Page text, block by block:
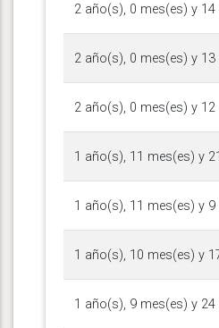
2 año(s), 0 mes(es) y 14
2 año(s), 0 mes(es) y 13
2 año(s), 0 mes(es) y 12
1 año(s), 11 mes(es) y
1 año(s), 11 mes(es) y 9
1 año(s), 10 mes(es) y
1 año(s), 9 mes(es) y 24